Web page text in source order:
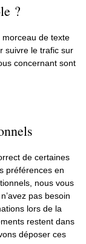
?
morceau de texte
suivre le trafic sur
concernant sont
de certaines
préférences en
nous vous
pas besoin
lors de la
restent dans
déposer ces